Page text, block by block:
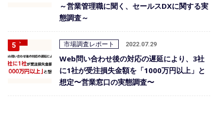
～営業管理職に聞く、セールスDXに関する実
態調査～
市場調査レポート 2022.07.29
Web問い合わせ後の対応の遅延により、3社
に1社が受注損失金額を「1000万円以上」と
想定〜営業窓口の実態調査〜